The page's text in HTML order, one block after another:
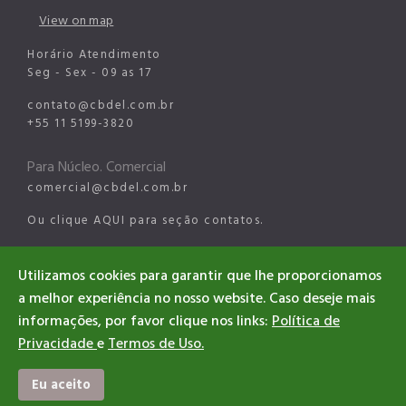
View on map
Horário Atendimento
Seg - Sex - 09 as 17
contato@cbdel.com.br
+55 11 5199-3820
Para Núcleo. Comercial
comercial@cbdel.com.br
Ou clique AQUI para seção contatos.
esports@cbdel.com.br
©2026 CBDEL. All rights reserved
Utilizamos cookies para garantir que lhe proporcionamos
a melhor experiência no nosso website. Caso deseje mais
informações, por favor clique nos links:Política de
PrivacidadeeTermos de Uso.
Eu aceito